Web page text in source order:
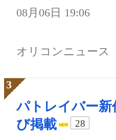
08月06日 19:06
オリコンニュース
パトレイバー新
び掲載
28